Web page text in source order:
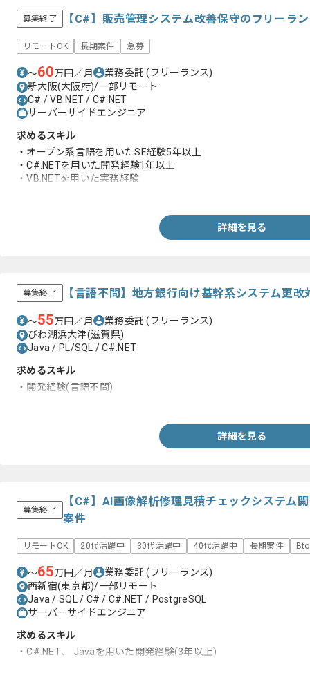
募集終了 【C#】販売管理システム改善保守のフリーラ
リモートOK 長期案件 急募
〜60万円／月 業務委託(フリーランス)
新大阪(大阪府)/一部リモート
C# / VB.NET / C#.NET
サーバーサイドエンジニア
求めるスキル
・オープン系言語を用いたSE経験5年以上
・C#.NETを用いた開発経験1年以上
・VB.NETを用いた実務経験
詳細を見る
募集終了 【言語不問】地方銀行向け基幹系システム更
〜55万円／月 業務委託(フリーランス)
びわ湖浜大津(滋賀県)
Java / PL/SQL / C#.NET
求めるスキル
・開発経験(言語不問)
詳細を見る
募集終了
【C#】AI画像解析修理見積チェックシステム
案件
リモートOK 20代活躍中 30代活躍中 40代活躍中 長期案件
〜65万円／月 業務委託(フリーランス)
西新宿(東京都)/一部リモート
Java / SQL / C# / C#.NET / PostgreSQL
サーバーサイドエンジニア
求めるスキル
・C#.NET、 Javaを用いた開発経験(3年以上)